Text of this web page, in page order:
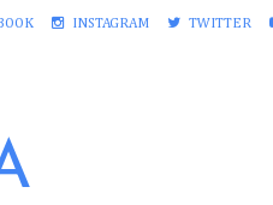
INSTAGRAM TWITTER